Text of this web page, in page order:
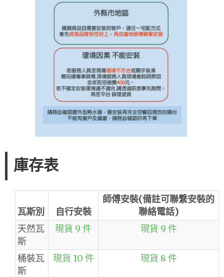
庫存表
瓦斯別 自行安裝
師傅安裝(備註可聯繫安裝的
聯絡電話)
天然瓦
斯
現貨 9 件 現貨 9 件
桶裝瓦
斯
現貨 10 件 現貨 8 件